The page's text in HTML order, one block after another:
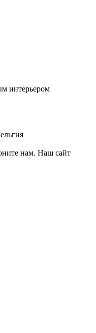
интерьером
нам. Наш сайт